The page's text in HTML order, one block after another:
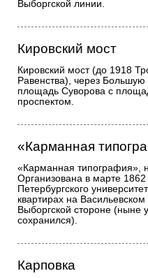
Выборгской линии.
Кировский мост
Кировский мост (до 1918
Равенства), через Большую
площадь Суворова с
проспектом.
«Карманная
«Карманная типография»,
Организована в марте
Петербургского
квартирах на
Выборгской стороне
сохранился).
Карповка